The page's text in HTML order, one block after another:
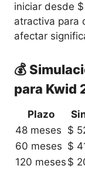
iniciar desde
atractiva para
afectar
💰
para Kwid
Plazo
48 meses $
60 meses $
120 meses $